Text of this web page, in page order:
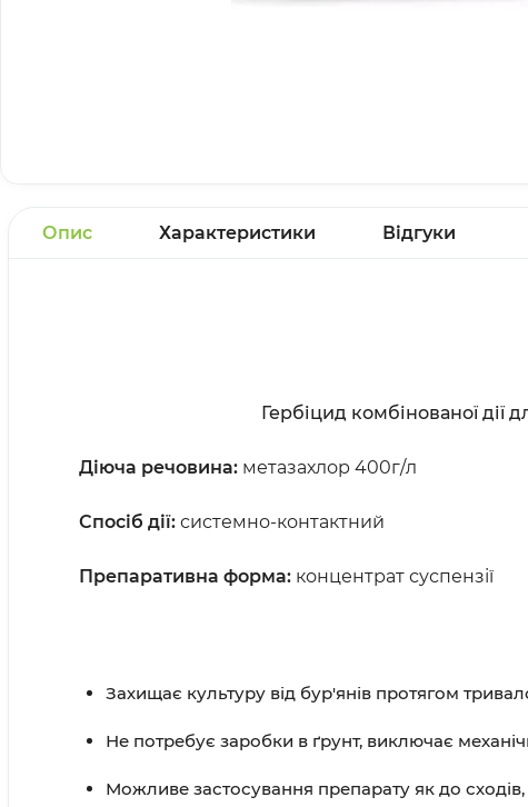
Опис Характеристики Відгуки
Гербіцид комбінованої дії
Діюча речовина: метазахлор 400г/л
Спосіб дії: системно-контактний
Препаративна форма: концентрат суспензії
Захищає культуру від бур'янів протягом
Не потребує заробки в ґрунт, виключає
Можливе застосування препарату як до сходів,